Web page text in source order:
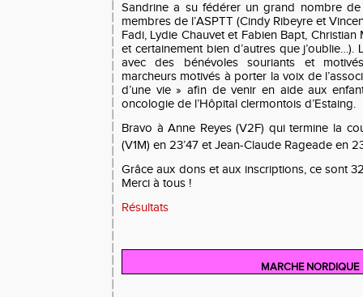
Sandrine a su fédérer un grand nombre
membres de l’ASPTT (Cindy Ribeyre et
Fadi, Lydie Chauvet et Fabien Bapt, Christian
et certainement bien d’autres que j’oublie…).
avec des bénévoles souriants et
marcheurs motivés à porter la voix de
d’une vie » afin de venir en aide aux
oncologie de l’Hôpital clermontois d’Estaing.
Bravo à Anne Reyes (V2F) qui termine la
(V1M) en 23’47 et Jean-Claude Rageade en
Grâce aux dons et aux inscriptions, ce sont
Merci à tous !
Résultats
MARCHE NORDIQUE